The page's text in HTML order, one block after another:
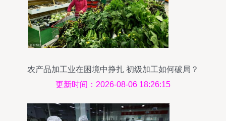
农产品加工业在困境中挣扎 初级加工如何破局？
更新时间：2026-08-06 18:26:15